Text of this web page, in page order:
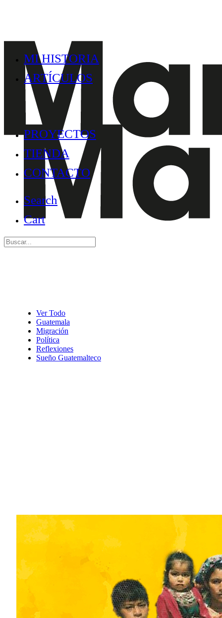
MI HISTORIA
ARTÍCULOS
PROYECTOS
TIENDA
CONTACTO
Search
Cart
Ver Todo
Guatemala
Migración
Política
Reflexiones
Sueño Guatemalteco